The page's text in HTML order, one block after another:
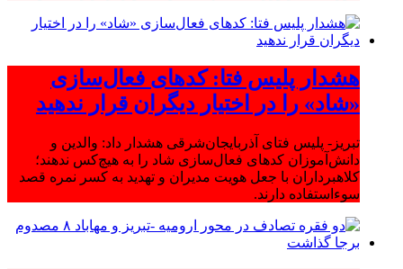
هشدار پلیس فتا: کدهای فعال‌سازی
«شاد» را در اختیار دیگران قرار ندهید
تبریز- پلیس فتای آذربایجان‌شرقی هشدار داد: والدین و
دانش‌آموزان کدهای فعال‌سازی شاد را به هیچ‌کس ندهند؛
کلاهبرداران با جعل هویت مدیران و تهدید به کسر نمره قصد
سوءاستفاده دارند.